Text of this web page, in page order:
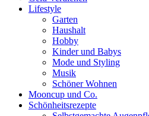
Lifestyle
Garten
Haushalt
Hobby
Kinder und Babys
Mode und Styling
Musik
Schöner Wohnen
Mooncup und Co.
Schönheitsrezepte